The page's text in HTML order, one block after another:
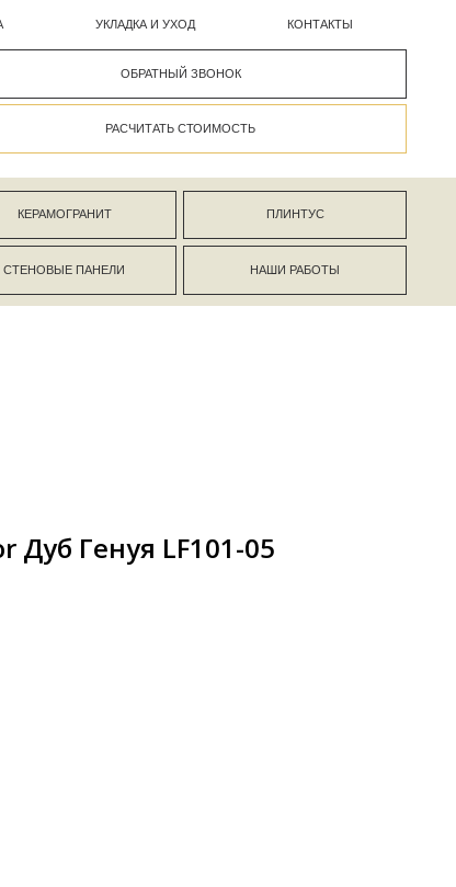
КОНТАКТЫ
И УХОД
НАШИ РАБОТЫ
ПЛИНТУС
Генуя LF101-05